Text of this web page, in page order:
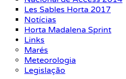
Les Sables Horta 2017
Notícias
Horta Madalena Sprint
Links
Marés
Meteorologia
Legislação